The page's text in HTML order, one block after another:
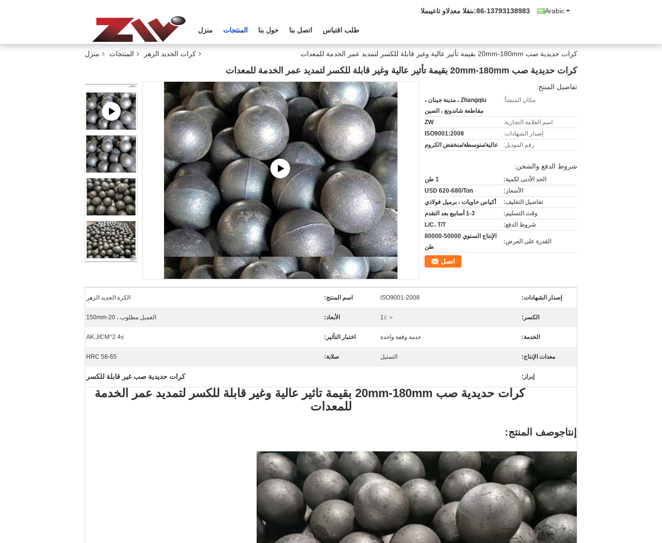
Arabic المبيعات والدعم الفنى:86-13793138983
منزل المنتجات حول بنا اتصل بنا طلب اقتباس
منزل المنتجات كرات الحديد الزهر كرات حديدية صب 20mm-180mm بقيمة تأثير عالية وغير قابلة للكسر لتمديد عمر الخدمة للمعدات
كرات حديدية صب 20mm-180mm بقيمة تأثير عالية وغير قابلة للكسر لتمديد عمر الخدمة للمعدات
تفاصيل المنتج:
مكان المنشأ:
Zhangqiu ، مدينة جينان ،
مقاطعة شاندونغ ، الصين
اسم العلامة التجارية:
ZW
إصدار الشهادات:
ISO9001:2008
رقم الموديل:
عالية/متوسطة/منخفض الكروم
شروط الدفع والشحن:
الحد الأدنى لكمية:
1 طن
الأسعار:
USD 620-680/Ton
تفاصيل التغليف:
أكياس حاويات ، برميل فولاذي
وقت التسليم:
1-3 أسابيع بعد التقدم
شروط الدفع:
L/C، T/T
القدرة على العرض:
الإنتاج السنوي 50000-80000
طن
اتصل
إصدار الشهادات: ISO9001-2008 اسم المنتج: الكرة الحديد الزهر
الكسر: ＜ 1٪ الأبعاد: العميل مطلوب ، 20-150mm
الخدمة: خدمة وقفة واحدة اختبار التأثير: ≥4 AK.J/CM^2
معدات الإنتاج: التمثيل صلابة: HRC 58-65
إبراز: كرات حديدية صب غير قابلة للكسر
كرات حديدية صب 20mm-180mm بقيمة تأثير عالية وغير قابلة للكسر لتمديد عمر الخدمة
للمعدات
إنتاجوصف المنتج: